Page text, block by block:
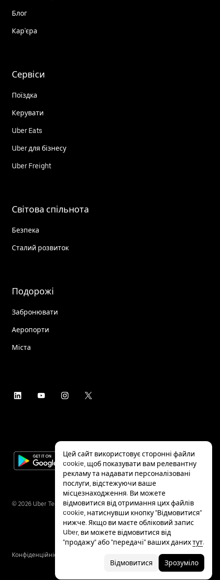
Блог
Кар'єра
Сервіси
Поїздка
Керувати
Uber Eats
Uber для бізнесу
Uber Freight
Світова спільнота
Безпека
Сталий розвиток
Подорожі
Забронювати
Аеропорти
Міста
© 2026 Uber Technologies Inc.
Конфіденційність
Цей сайт використовує сторонні файли
cookie, щоб показувати вам релевантну
рекламу та надавати персоналізовані
послуги, відстежуючи ваше
місцезнаходження. Ви можете
відмовитися від отримання цих файлів
cookie, натиснувши кнопку "Відмовитися"
нижче. Якщо ви маєте обліковий запис
Uber, ви можете відмовитися від
"продажу" або "передачі" ваших данихтут.
Відмовитися Зрозуміло